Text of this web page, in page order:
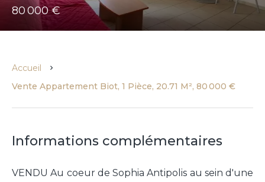
80 000 €
Accueil
Vente Appartement Biot, 1 Pièce, 20.71 M², 80 000 €
Informations complémentaires
VENDU Au coeur de Sophia Antipolis au sein d'une